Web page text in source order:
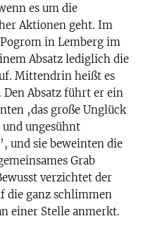
es um die
Aktionen geht. Im
in Lemberg im
Absatz lediglich die
Mittendrin heißt es
Absatz führt er ein
‚das große Unglück
und ungesühnt
und sie beweinten die
Grab
verzichtet der
die ganz schlimmen
einer Stelle anmerkt.